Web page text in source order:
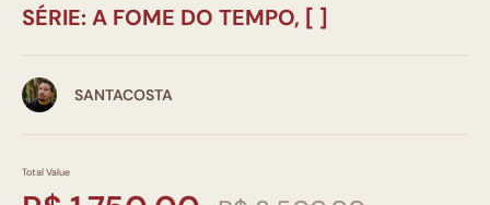
SÉRIE: A FOME DO TEMPO, [ ]
SANTACOSTA
Total Value